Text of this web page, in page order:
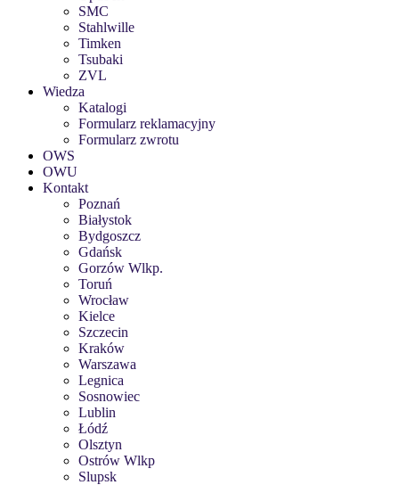
SMC
Stahlwille
Timken
Tsubaki
ZVL
Wiedza
Katalogi
Formularz reklamacyjny
Formularz zwrotu
OWS
OWU
Kontakt
Poznań
Białystok
Bydgoszcz
Gdańsk
Gorzów Wlkp.
Toruń
Wrocław
Kielce
Szczecin
Kraków
Warszawa
Legnica
Sosnowiec
Lublin
Łódź
Olsztyn
Ostrów Wlkp
Slupsk